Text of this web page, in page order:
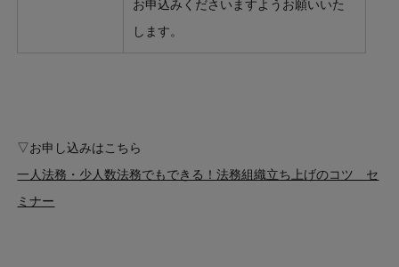
します。
▽お申し込みはこちら
一人法務・少人数法務でもできる！法務組織立ち上げのコツ セ
ミナー